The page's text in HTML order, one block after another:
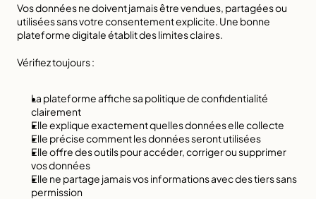
Vos données ne doivent jamais être vendues, partagées ou
utilisées sans votre consentement explicite. Une bonne
plateforme digitale établit des limites claires.
Vérifiez toujours :
La plateforme affiche sa politique de confidentialité
clairement
Elle explique exactement quelles données elle collecte
Elle précise comment les données seront utilisées
Elle offre des outils pour accéder, corriger ou supprimer
vos données
Elle ne partage jamais vos informations avec des tiers sans
permission